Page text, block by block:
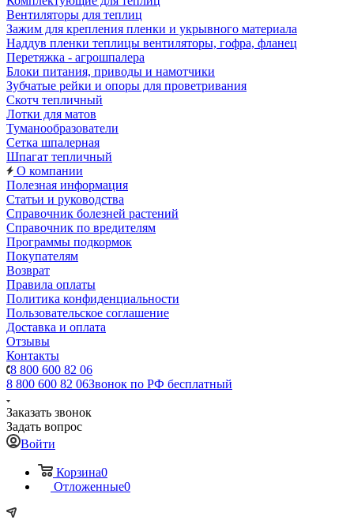
Вентиляторы для теплиц
Зажим для крепления пленки и укрывного материала
Наддув пленки теплицы вентиляторы, гофра, фланец
Перетяжка - агрошпалера
Блоки питания, приводы и намотчики
Зубчатые рейки и опоры для проветривания
Скотч тепличный
Лотки для матов
Туманообразователи
Сетка шпалерная
Шпагат тепличный
О компании
Полезная информация
Статьи и руководства
Справочник болезней растений
Справочник по вредителям
Программы подкормок
Покупателям
Возврат
Правила оплаты
Политика конфиденциальности
Пользовательское соглашение
Доставка и оплата
Отзывы
Контакты
8 800 600 82 06
8 800 600 82 06Звонок по РФ бесплатный
Заказать звонок
Задать вопрос
Войти
Корзина0
Отложенные0